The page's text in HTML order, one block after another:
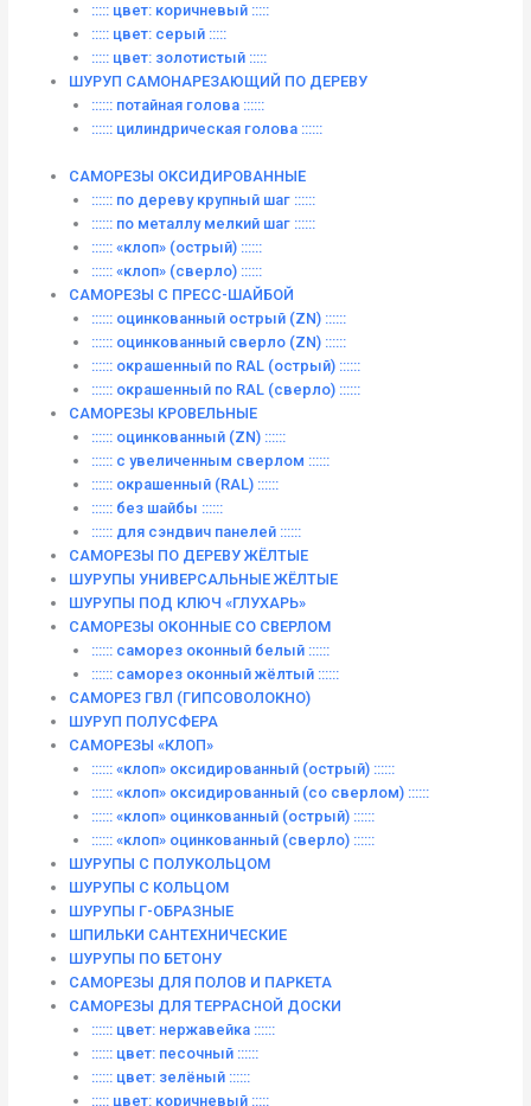
::::: цвет: коричневый :::::
::::: цвет: серый :::::
::::: цвет: золотистый :::::
ШУРУП САМОНАРЕЗАЮЩИЙ ПО ДЕРЕВУ
:::::: потайная голова ::::::
:::::: цилиндрическая голова ::::::
САМОРЕЗЫ ОКСИДИРОВАННЫЕ
:::::: по дереву крупный шаг ::::::
:::::: по металлу мелкий шаг ::::::
:::::: «клоп» (острый) ::::::
:::::: «клоп» (сверло) ::::::
САМОРЕЗЫ С ПРЕСС-ШАЙБОЙ
:::::: оцинкованный острый (ZN) ::::::
:::::: оцинкованный сверло (ZN) ::::::
:::::: окрашенный по RAL (острый) ::::::
:::::: окрашенный по RAL (сверло) ::::::
САМОРЕЗЫ КРОВЕЛЬНЫЕ
:::::: оцинкованный (ZN) ::::::
:::::: с увеличенным сверлом ::::::
:::::: окрашенный (RAL) ::::::
:::::: без шайбы ::::::
:::::: для сэндвич панелей ::::::
САМОРЕЗЫ ПО ДЕРЕВУ ЖЁЛТЫЕ
ШУРУПЫ УНИВЕРСАЛЬНЫЕ ЖЁЛТЫЕ
ШУРУПЫ ПОД КЛЮЧ «ГЛУХАРЬ»
САМОРЕЗЫ ОКОННЫЕ СО СВЕРЛОМ
:::::: саморез оконный белый ::::::
:::::: саморез оконный жёлтый ::::::
САМОРЕЗ ГВЛ (ГИПСОВОЛОКНО)
ШУРУП ПОЛУСФЕРА
САМОРЕЗЫ «КЛОП»
:::::: «клоп» оксидированный (острый) ::::::
:::::: «клоп» оксидированный (со сверлом) ::::::
:::::: «клоп» оцинкованный (острый) ::::::
:::::: «клоп» оцинкованный (сверло) ::::::
ШУРУПЫ С ПОЛУКОЛЬЦОМ
ШУРУПЫ С КОЛЬЦОМ
ШУРУПЫ Г-ОБРАЗНЫЕ
ШПИЛЬКИ САНТЕХНИЧЕСКИЕ
ШУРУПЫ ПО БЕТОНУ
САМОРЕЗЫ ДЛЯ ПОЛОВ И ПАРКЕТА
САМОРЕЗЫ ДЛЯ ТЕРРАСНОЙ ДОСКИ
:::::: цвет: нержавейка ::::::
:::::: цвет: песочный ::::::
:::::: цвет: зелёный ::::::
::::: цвет: коричневый :::::